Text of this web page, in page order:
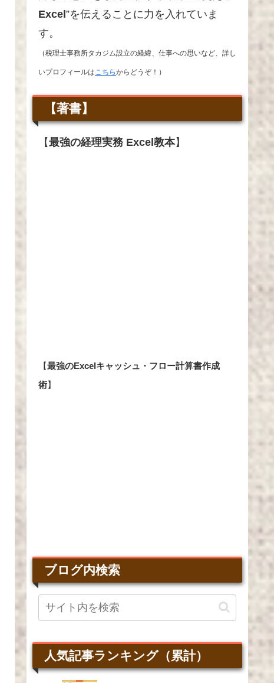
Excel ”を伝えることに力を入れていま
す。
（税理士事務所タカジム設立の経緯、仕事への思いなど、詳し
いプロフィールはこちらからどうぞ！）
【著書】
【最強の経理実務 Excel教本】
【最強のExcelキャッシュ・フロー計算書作成
術】
ブログ内検索
人気記事ランキング（累計）